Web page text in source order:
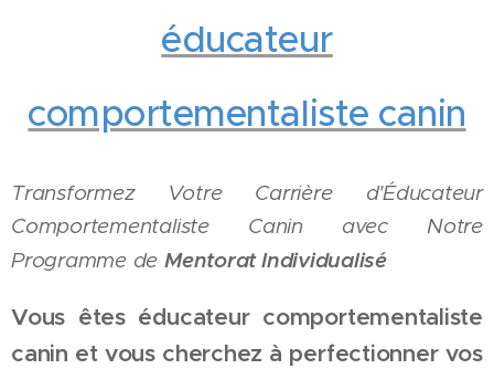
éducateur
comportementaliste canin
Transformez Votre Carrière d'Éducateur
Comportementaliste Canin avec Notre
Programme deMentoratIndividualisé
Vous êtes éducateur comportementaliste
canin et vous cherchez à perfectionner vos